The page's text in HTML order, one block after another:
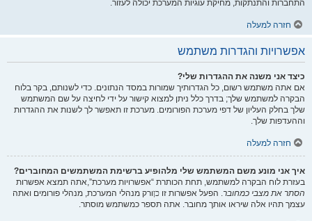
התחברות והתנתקות, מחיקת עוגיות המערכת יכולה לעזור.
חזרה למעלה
אפשרויות והגדרות משתמש
כיצד אני משנה את ההגדרות שלי?
אם אתה משתמש רשום, כל הגדרותיך שמורות במסד הנתונים. כדי לשנותם, בקר בלוח
הבקרה למשתמש שלך; בדרך כלל ניתן למצוא קישור על ידי לחיצה על שם המשתמש
שלך בחלק העליון של דפי מערכת הפורומים. מערכת זו תאפשר לך לשנות את ההגדרות
וההעדפות שלך.
חזרה למעלה
איך אני מונע משם המשתמש שלי מלהופיע ברשימת המשתמשים המחוברים?
בעזרת לוח הבקרה למשתמש, תחת הכותרת “אפשרויות מערכת”,אתה תמצא אפשרות
הסתר את מצבי כמחובר. הפעל אפשרות זו כןורק מנהלי המערכת, מנהלי פורומים ואתה
עצמך תהיו אלה שיראו אותך מחובר. אתה תספר כמשתמש מוסתר.